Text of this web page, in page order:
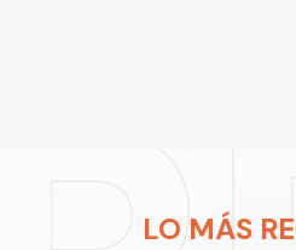
LO MÁS